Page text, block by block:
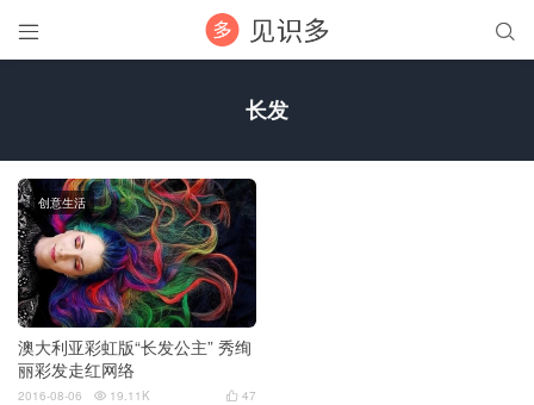
 
长发
澳大利亚彩虹版“长发公主” 秀绚
丽彩发走红网络
创意生活
 47
2016-08-06  19.11K